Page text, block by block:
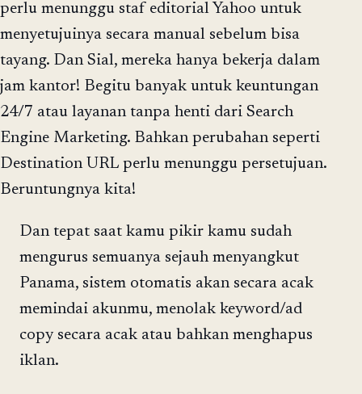
perlu menunggu staf editorial Yahoo untuk
menyetujuinya secara manual sebelum bisa
tayang. Dan Sial, mereka hanya bekerja dalam
jam kantor! Begitu banyak untuk keuntungan
24/7 atau layanan tanpa henti dari Search
Engine Marketing. Bahkan perubahan seperti
Destination URL perlu menunggu persetujuan.
Beruntungnya kita!
Dan tepat saat kamu pikir kamu sudah
mengurus semuanya sejauh menyangkut
Panama, sistem otomatis akan secara acak
memindai akunmu, menolak keyword/ad
copy secara acak atau bahkan menghapus
iklan.